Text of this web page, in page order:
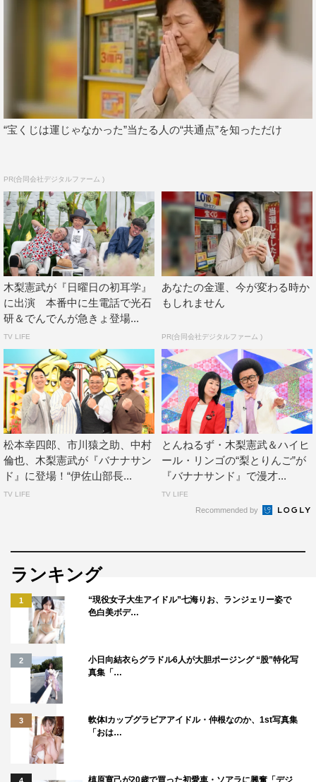
“宝くじは運じゃなかった”当たる人の“共通点”を知っただけ
PR(合同会社デジタルファーム )
木梨憲武が『日曜日の初耳学』
に出演 本番中に生電話で光石
研＆でんでんが急きょ登場...
TV LIFE
あなたの金運、今が変わる時か
もしれません
PR(合同会社デジタルファーム )
松本幸四郎、市川猿之助、中村
倫也、木梨憲武が『バナナサン
ド』に登場！“伊佐山部長...
TV LIFE
とんねるず・木梨憲武＆ハイヒ
ール・リンゴの“梨とりんご”が
『バナナサンド』で漫才...
TV LIFE
Recommended by
ランキング
1
“現役女子大生アイドル”七海りお、ランジェリー姿で
色白美ボデ…
2
小日向結衣らグラドル6人が大胆ポージング “股”特化写
真集「…
3
軟体Iカップグラビアアイドル・仲根なのか、1st写真集
「おは…
槙原寛己が20歳で買った初愛車・ソアラに興奮「デジ